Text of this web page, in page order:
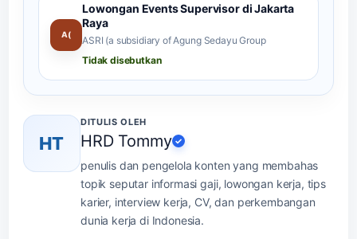
A(
Lowongan Events Supervisor di Jakarta
Raya
ASRI (a subsidiary of Agung Sedayu Group
Tidak disebutkan
HT
DITULIS OLEH
HRD Tommy ✓
penulis dan pengelola konten yang membahas
topik seputar informasi gaji, lowongan kerja, tips
karier, interview kerja, CV, dan perkembangan
dunia kerja di Indonesia.